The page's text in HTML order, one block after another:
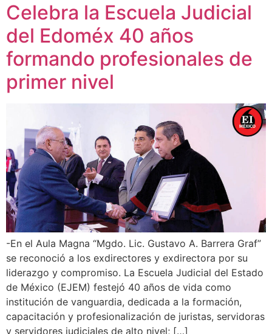
Celebra la Escuela Judicial
del Edoméx 40 años
formando profesionales de
primer nivel
-En el Aula Magna “Mgdo. Lic. Gustavo A. Barrera Graf”
se reconoció a los exdirectores y exdirectora por su
liderazgo y compromiso. La Escuela Judicial del Estado
de México (EJEM) festejó 40 años de vida como
institución de vanguardia, dedicada a la formación,
capacitación y profesionalización de juristas, servidoras
y servidores judiciales de alto nivel; […]